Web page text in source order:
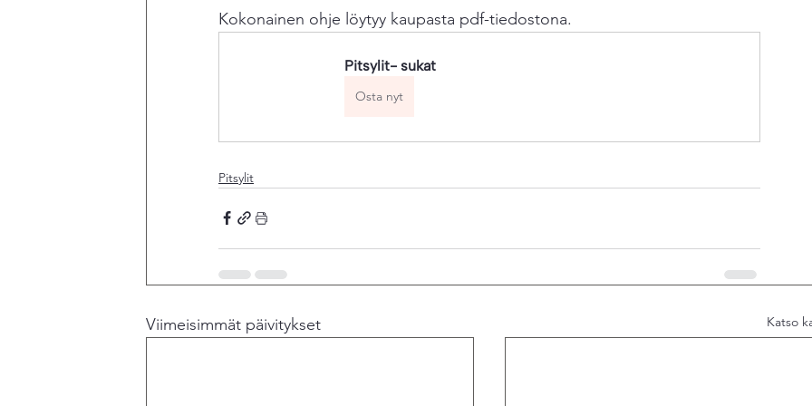
Kokonainen ohje löytyy kaupasta pdf-tiedostona.
Pitsylit- sukat
Osta nyt
Pitsylit
Viimeisimmät päivitykset Katso